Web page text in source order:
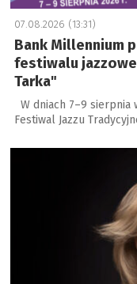
07.08.2026 (13:31)
Bank Millennium
festiwalu
Tarka"
W dniach 7–9 sierpnia
Festiwal Jazzu
a